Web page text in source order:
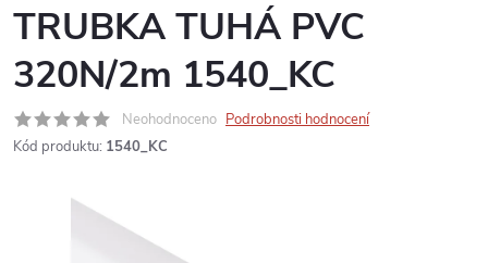
TRUBKA TUHÁ PVC
320N/2m 1540_KC
Neohodnoceno Podrobnosti hodnocení
Kód produktu: 1540_KC